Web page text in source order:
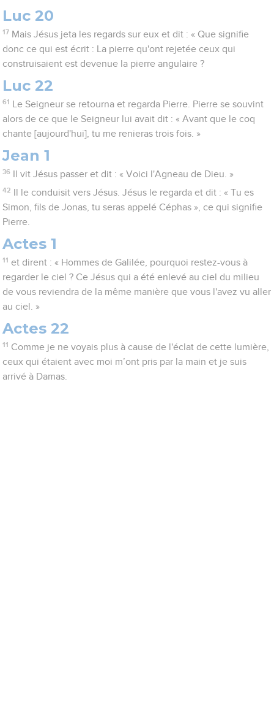
Luc 20
17 Mais Jésus jeta les regards sur eux et dit : « Que signifie
donc ce qui est écrit : La pierre qu'ont rejetée ceux qui
construisaient est devenue la pierre angulaire ?
Luc 22
61
Le Seigneur se retourna et regarda Pierre. Pierre se souvint
alors de ce que le Seigneur lui avait dit : « Avant que le coq
chante [aujourd'hui], tu me renieras trois fois. »
Jean 1
36 Il vit Jésus passer et dit : « Voici l'Agneau de Dieu. »
42
Il le conduisit vers Jésus. Jésus le regarda et dit : « Tu es
Simon, fils de Jonas, tu seras appelé Céphas », ce qui signifie
Pierre.
Actes 1
11 et dirent : « Hommes de Galilée, pourquoi restez-vous à
regarder le ciel ? Ce Jésus qui a été enlevé au ciel du milieu
de vous reviendra de la même manière que vous l'avez vu aller
au ciel. »
Actes 22
11 Comme je ne voyais plus à cause de l'éclat de cette lumière,
ceux qui étaient avec moi m’ont pris par la main et je suis
arrivé à Damas.